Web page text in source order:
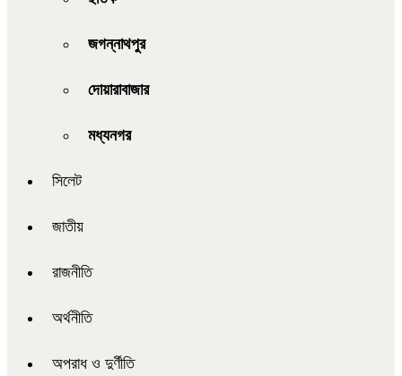
জগন্নাথপুর
দোয়ারাবাজার
মধ্যনগর
সিলেট
জাতীয়
রাজনীতি
অর্থনীতি
অপরাধ ও দুর্ণীতি